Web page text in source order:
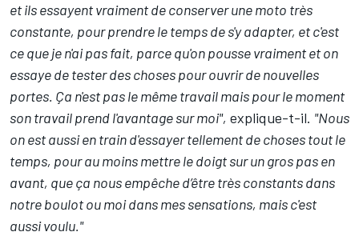
et ils essayent vraiment de conserver une moto très
constante, pour prendre le temps de s'y adapter, et c'est
ce que je n'ai pas fait, parce qu'on pousse vraiment et on
essaye de tester des choses pour ouvrir de nouvelles
portes. Ça n'est pas le même travail mais pour le moment
son travail prend l'avantage sur moi", explique-t-il. "Nous
on est aussi en train d'essayer tellement de choses tout le
temps, pour au moins mettre le doigt sur un gros pas en
avant, que ça nous empêche d’être très constants dans
notre boulot ou moi dans mes sensations, mais c'est
aussi voulu."